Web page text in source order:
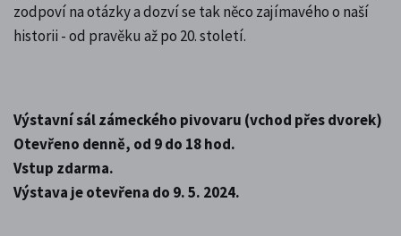
zodpoví na otázky a dozví se tak něco zajímavého o naší
historii - od pravěku až po 20. století.
Výstavní sál zámeckého pivovaru (vchod přes dvorek)
Otevřeno denně, od 9 do 18 hod.
Vstup zdarma.
Výstava je otevřena do 9. 5. 2024.